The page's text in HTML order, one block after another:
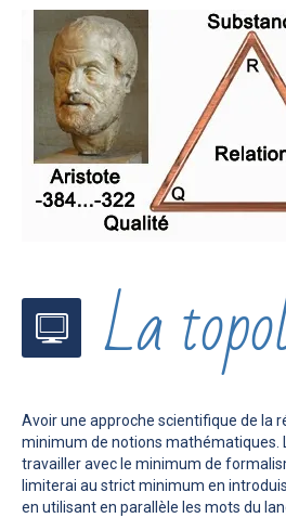
La
Avoir une approche scientifique de la
minimum de notions mathématiques.
travailler avec le minimum de
limiterai au strict minimum en
en utilisant en parallèle les mots du